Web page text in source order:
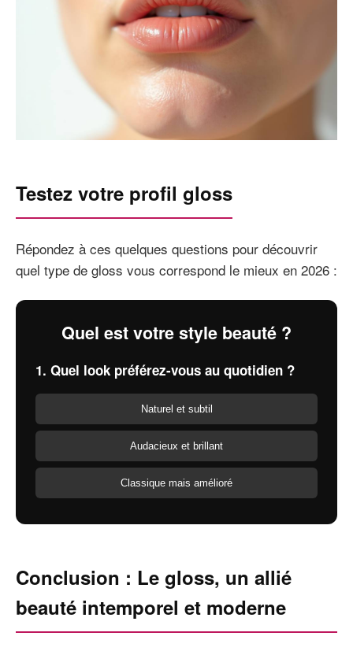
Testez votre profil gloss
Répondez à ces quelques questions pour découvrir
quel type de gloss vous correspond le mieux en 2026 :
Quel est votre style beauté ?
1. Quel look préférez-vous au quotidien ?
Naturel et subtil
Audacieux et brillant
Classique mais amélioré
Conclusion : Le gloss, un allié
beauté intemporel et moderne